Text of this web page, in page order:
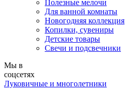
Полезные мелочи
Для ванной комнаты
Новогодняя коллекция
Копилки, сувениры
Детские товары
Свечи и подсвечники
Мы в
соцсетях
Луковичные и многолетники